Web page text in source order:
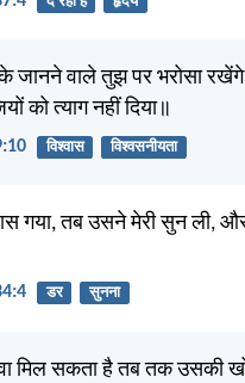
जानने वाले तुझ पर भरोसा रखेंगे,
को त्याग नहीं दिया॥
विश्वास विश्वसनीयता
गया, तब उसने मेरी सुन ली,
डर सुनना
मिल सकता है तब तक उसकी